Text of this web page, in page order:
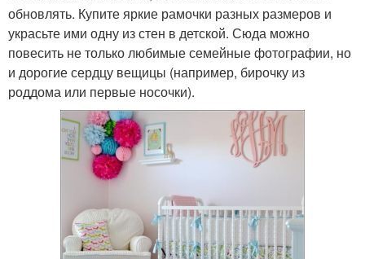
обновлять. Купите яркие рамочки разных размеров и
украсьте ими одну из стен в детской. Сюда можно
повесить не только любимые семейные фотографии, но
и дорогие сердцу вещицы (например, бирочку из
роддома или первые носочки).